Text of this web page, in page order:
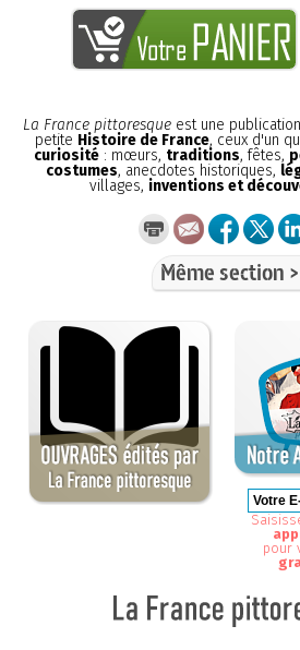
La France pittoresque est une publication
petite Histoire de France, ceux d'un
curiosité : mœurs, traditions, fêtes,
costumes, anecdotes historiques,
villages, inventions et
Même section >
pour